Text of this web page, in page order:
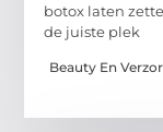
botox laten
de juiste plek
Beauty En